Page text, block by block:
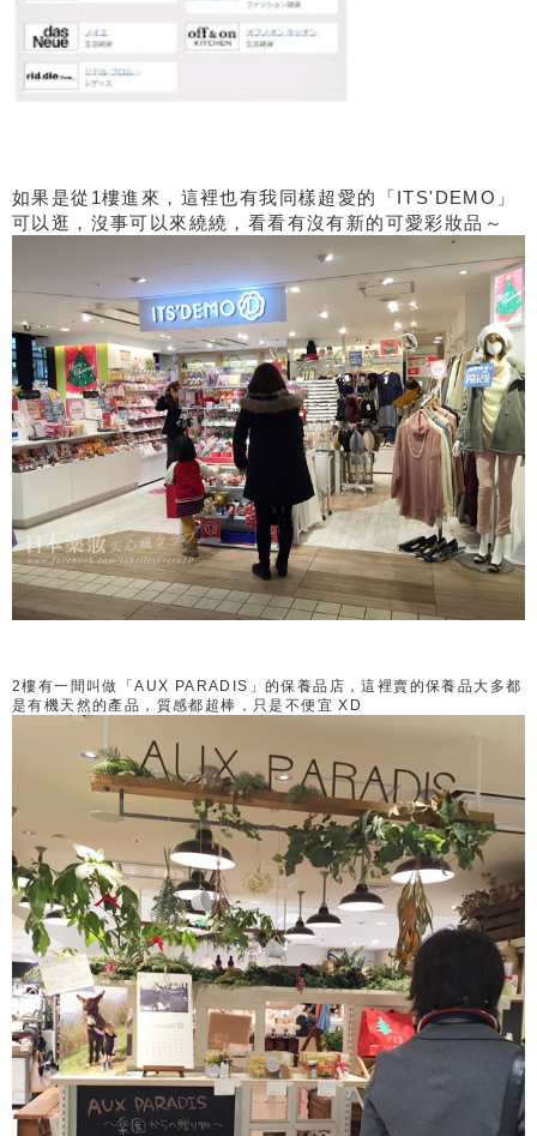
如果是從1樓進來，這裡也有我同樣超愛的「ITS'DEMO」
可以逛，沒事可以來繞繞，看看有沒有新的可愛彩妝品～
2樓有一間叫做「AUX PARADIS」的保養品店，這裡賣的保養品大多都
是有機天然的產品，質感都超棒，只是不便宜 XD